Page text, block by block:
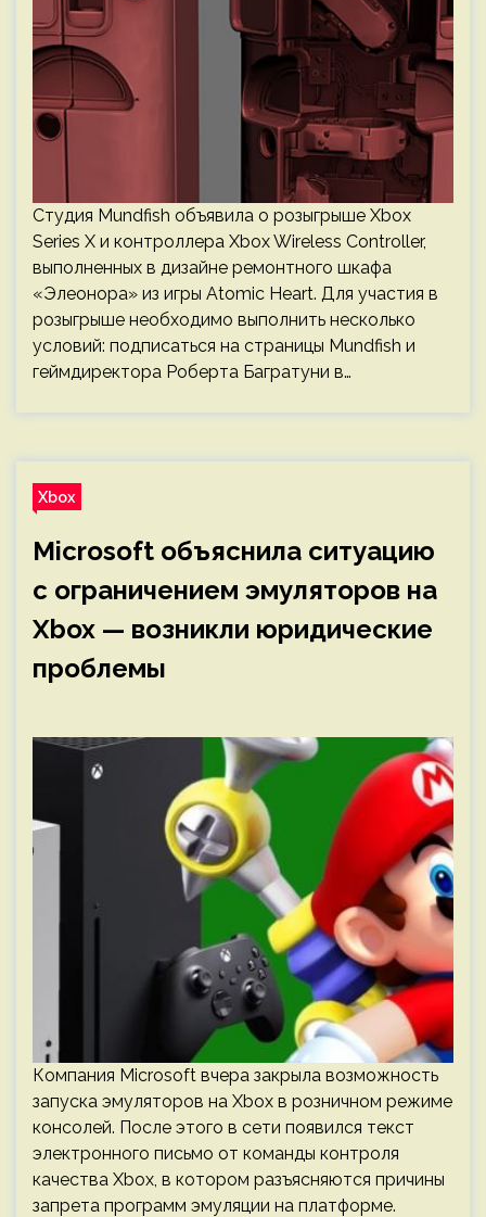
Студия Mundfish объявила о розыгрыше Xbox
Series X и контроллера Xbox Wireless Controller,
выполненных в дизайне ремонтного шкафа
«Элеонора» из игры Atomic Heart. Для участия в
розыгрыше необходимо выполнить несколько
условий: подписаться на страницы Mundfish и
геймдиректора Роберта Багратуни в…
Xbox
Microsoft объяснила ситуацию
с ограничением эмуляторов на
Xbox — возникли юридические
проблемы
Компания Microsoft вчера закрыла возможность
запуска эмуляторов на Xbox в розничном режиме
консолей. После этого в сети появился текст
электронного письмо от команды контроля
качества Xbox, в котором разъясняются причины
запрета программ эмуляции на платформе.